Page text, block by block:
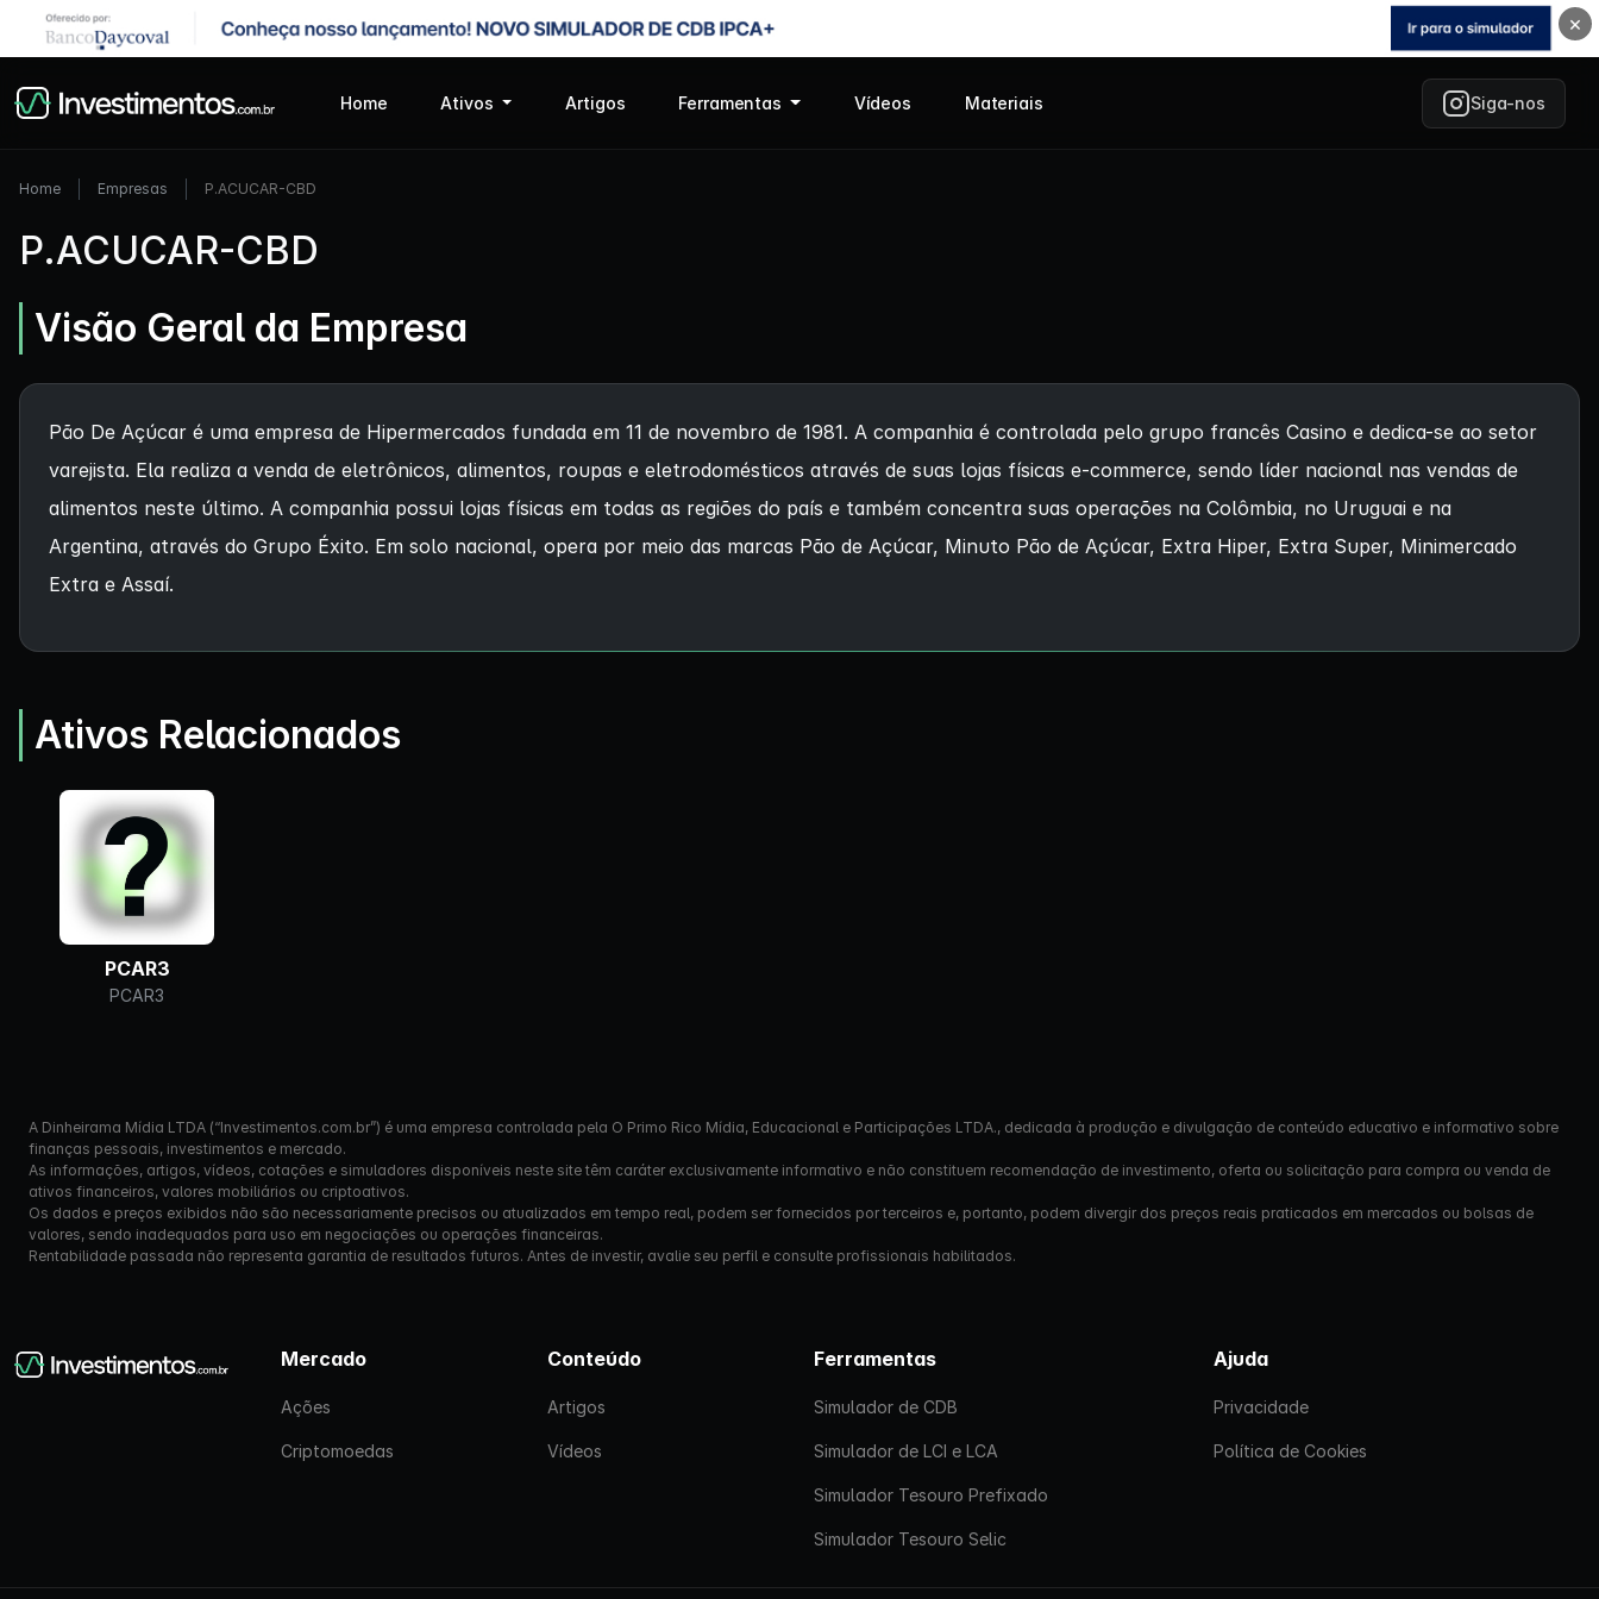
×
Home Ativos Artigos Ferramentas Vídeos Materiais Siga-nos
Home Empresas P.ACUCAR-CBD
P.ACUCAR-CBD
Visão Geral da Empresa
Pão De Açúcar é uma empresa de Hipermercados fundada em 11 de novembro de 1981. A companhia é controlada pelo grupo francês Casino e dedica-se ao setor
varejista. Ela realiza a venda de eletrônicos, alimentos, roupas e eletrodomésticos através de suas lojas físicas e-commerce, sendo líder nacional nas vendas de
alimentos neste último. A companhia possui lojas físicas em todas as regiões do país e também concentra suas operações na Colômbia, no Uruguai e na
Argentina, através do Grupo Éxito. Em solo nacional, opera por meio das marcas Pão de Açúcar, Minuto Pão de Açúcar, Extra Hiper, Extra Super, Minimercado
Extra e Assaí.
Ativos Relacionados
PCAR3
PCAR3
A Dinheirama Mídia LTDA (“Investimentos.com.br”) é uma empresa controlada pela O Primo Rico Mídia, Educacional e Participações LTDA., dedicada à produção e divulgação de conteúdo educativo e informativo sobre
finanças pessoais, investimentos e mercado.
As informações, artigos, vídeos, cotações e simuladores disponíveis neste site têm caráter exclusivamente informativo e não constituem recomendação de investimento, oferta ou solicitação para compra ou venda de
ativos financeiros, valores mobiliários ou criptoativos.
Os dados e preços exibidos não são necessariamente precisos ou atualizados em tempo real, podem ser fornecidos por terceiros e, portanto, podem divergir dos preços reais praticados em mercados ou bolsas de
valores, sendo inadequados para uso em negociações ou operações financeiras.
Rentabilidade passada não representa garantia de resultados futuros. Antes de investir, avalie seu perfil e consulte profissionais habilitados.
Mercado
Ações
Criptomoedas
Conteúdo
Artigos
Vídeos
Ferramentas
Simulador de CDB
Simulador de LCI e LCA
Simulador Tesouro Prefixado
Simulador Tesouro Selic
Ajuda
Privacidade
Política de Cookies